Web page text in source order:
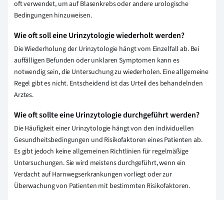
oft verwendet, um auf Blasenkrebs oder andere urologische
Bedingungen hinzuweisen.
Wie oft soll eine Urinzytologie wiederholt werden?
Die Wiederholung der Urinzytologie hängt vom Einzelfall ab. Bei
auffälligen Befunden oder unklaren Symptomen kann es
notwendig sein, die Untersuchung zu wiederholen. Eine allgemeine
Regel gibt es nicht. Entscheidend ist das Urteil des behandelnden
Arztes.
Wie oft sollte eine Urinzytologie durchgeführt werden?
Die Häufigkeit einer Urinzytologie hängt von den individuellen
Gesundheitsbedingungen und Risikofaktoren eines Patienten ab.
Es gibt jedoch keine allgemeinen Richtlinien für regelmäßige
Untersuchungen. Sie wird meistens durchgeführt, wenn ein
Verdacht auf Harnwegserkrankungen vorliegt oder zur
Überwachung von Patienten mit bestimmten Risikofaktoren.